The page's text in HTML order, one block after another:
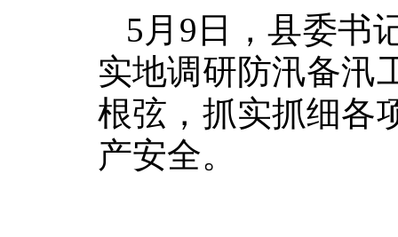
5月9日，县委书
实地调研防汛备汛
根弦，抓实抓细各
产安全。